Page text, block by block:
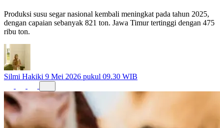
Produksi susu segar nasional kembali meningkat pada tahun 2025,
dengan capaian sebanyak 821 ton. Jawa Timur tertinggi dengan 475
ribu ton.
Silmi Hakiki 9 Mei 2026 pukul 09.30 WIB